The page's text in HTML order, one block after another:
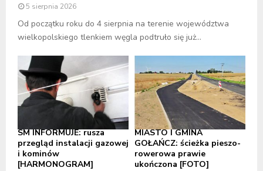
5 sierpnia 2026
Od początku roku do 4 sierpnia na terenie województwa
wielkopolskiego tlenkiem węgla podtruło się już...
SM INFORMUJE: rusza
przegląd instalacji gazowej
i kominów
[HARMONOGRAM]
MIASTO I GMINA
GOŁAŃCZ: ścieżka pieszo-
rowerowa prawie
ukończona [FOTO]